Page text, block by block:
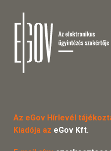
Az eGov Hírlevél
Kiadója az eGov Kft.